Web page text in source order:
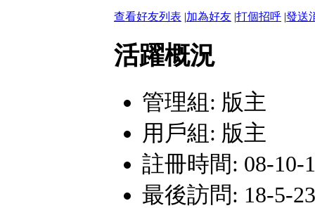
查看好友列表 |加為好友 |打個招呼 |發送
活躍概況
管理組: 版主
用戶組: 版主
註冊時間: 08-10-
最後訪問: 18-5-